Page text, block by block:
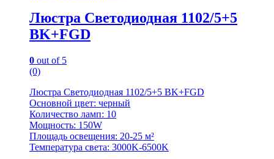
Люстра Светодиодная 1102/5+5
BK+FGD
0 out of 5
(0)
Люстра Светодиодная 1102/5+5 BK+FGD
Основной цвет: черный
Количество ламп: 10
Мощность: 150W
Площадь освещения: 20-25 м²
Температура света: 3000K-6500K